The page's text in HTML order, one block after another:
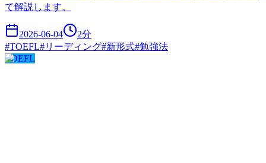
て解説します。
2026-06-04 2分
#TOEFL#リーディング#新形式#勉強法
TOEFL